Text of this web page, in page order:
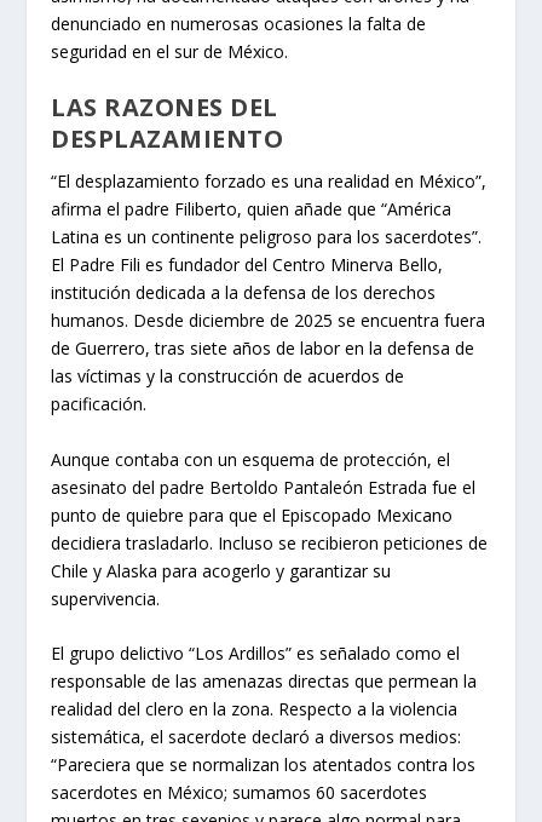
denunciado en numerosas ocasiones la falta de
seguridad en el sur de México.
LAS RAZONES DEL
DESPLAZAMIENTO
“El desplazamiento forzado es una realidad en México”,
afirma el padre Filiberto, quien añade que “América
Latina es un continente peligroso para los sacerdotes”.
El Padre Fili es fundador del Centro Minerva Bello,
institución dedicada a la defensa de los derechos
humanos. Desde diciembre de 2025 se encuentra fuera
de Guerrero, tras siete años de labor en la defensa de
las víctimas y la construcción de acuerdos de
pacificación.
Aunque contaba con un esquema de protección, el
asesinato del padre Bertoldo Pantaleón Estrada fue el
punto de quiebre para que el Episcopado Mexicano
decidiera trasladarlo. Incluso se recibieron peticiones de
Chile y Alaska para acogerlo y garantizar su
supervivencia.
El grupo delictivo “Los Ardillos” es señalado como el
responsable de las amenazas directas que permean la
realidad del clero en la zona. Respecto a la violencia
sistemática, el sacerdote declaró a diversos medios:
“Pareciera que se normalizan los atentados contra los
sacerdotes en México; sumamos 60 sacerdotes